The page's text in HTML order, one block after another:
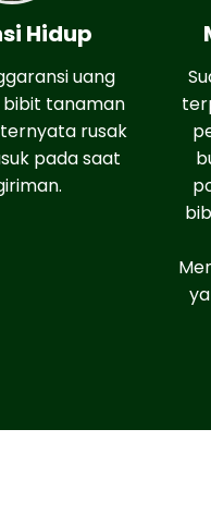
Hidup
uang
bibit tanaman
rusak
pada saat